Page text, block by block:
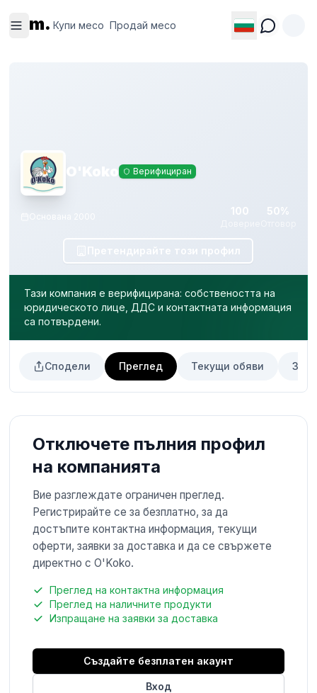
m. Купи месо Продай месо
месо
месо
O'Koko Верифициран
Основана 100 50%
Претендирайте този профил
Тази компания е верифицирана: собствеността на
юридическото лице, ДДС и контактната информация
са потвърдени.
Сподели Преглед Текущи обяви
Отключете пълния профил
на компанията
Вие разглеждате ограничен преглед.
Регистрирайте се за безплатно, за да
достъпите контактна информация, текущи
оферти, заявки за доставка и да се свържете
директно с O'Koko.
Преглед на контактна информация
Преглед на наличните продукти
Изпращане на заявки за доставка
Създайте безплатен акаунт
Вход